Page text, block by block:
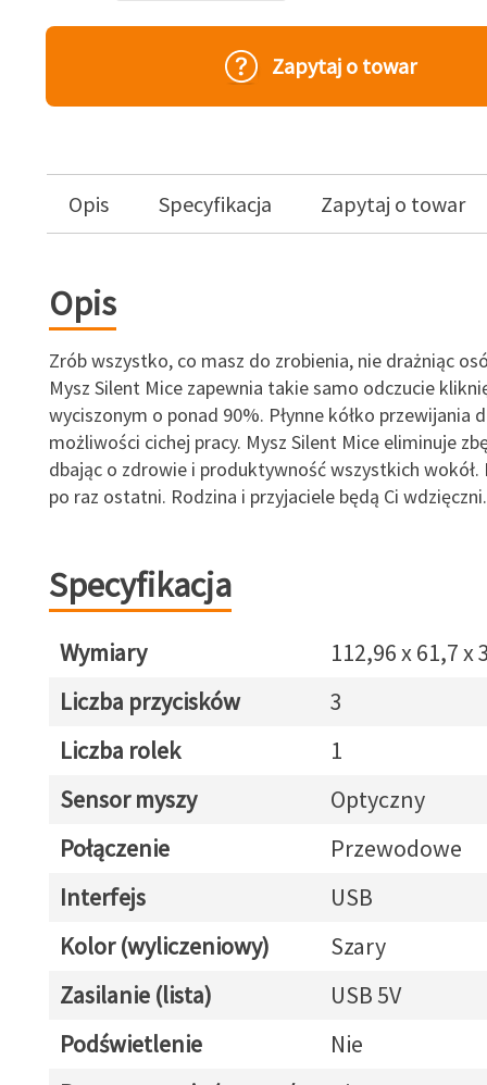
Zapytaj o towar
Opis Specyfikacja Zapytaj o towar
Opis
Zrób wszystko, co masz do zrobienia, nie drażniąc
Mysz Silent Mice zapewnia takie samo odczucie
wyciszonym o ponad 90%. Płynne kółko przewijania
możliwości cichej pracy. Mysz Silent Mice eliminuje
dbając o zdrowie i produktywność wszystkich wokół.
po raz ostatni. Rodzina i przyjaciele będą Ci wdzięczni.
Specyfikacja
Wymiary
112,96 x 61,7 x
Liczba przycisków
3
Liczba rolek
1
Sensor myszy
Optyczny
Połączenie
Przewodowe
Interfejs
USB
Kolor (wyliczeniowy)
Szary
Zasilanie (lista)
USB 5V
Podświetlenie
Nie